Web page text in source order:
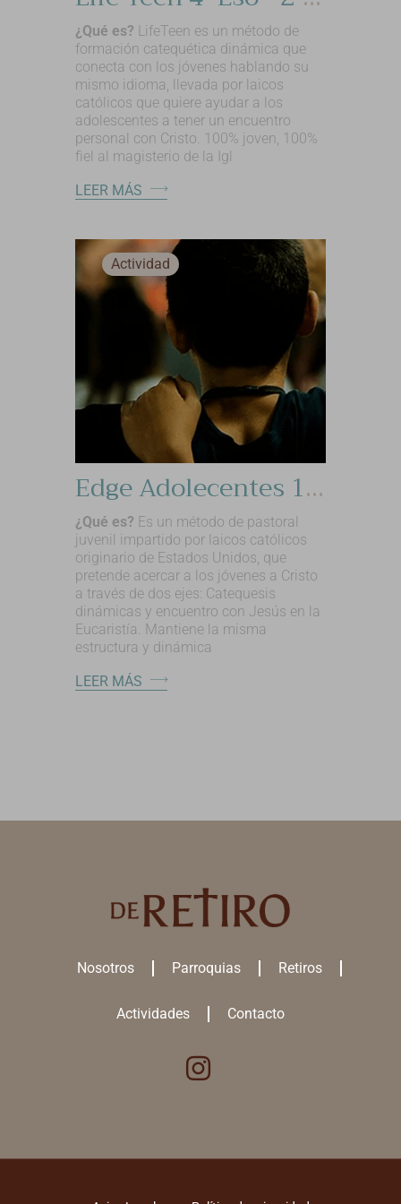
¿Qué es? LifeTeen es un método de
formación catequética dinámica que
conecta con los jóvenes hablando su
mismo idioma, llevada por laicos
católicos que quiere ayudar a los
adolescentes a tener un encuentro
personal con Cristo. 100% joven, 100%
fiel al magisterio de la Igl
LEER MÁS
Actividad
Edge Adolecentes 1°- 3° ESO
¿Qué es? Es un método de pastoral
juvenil impartido por laicos católicos
originario de Estados Unidos, que
pretende acercar a los jóvenes a Cristo
a través de dos ejes: Catequesis
dinámicas y encuentro con Jesús en la
Eucaristía. Mantiene la misma
estructura y dinámica
LEER MÁS
Nosotros Parroquias Retiros
Actividades Contacto